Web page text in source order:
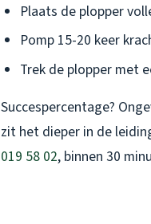
Plaats de plopper
Pomp 15-20 keer
Trek de plopper met
Succespercentage?
zit het dieper in de
019 58 02, binnen 30